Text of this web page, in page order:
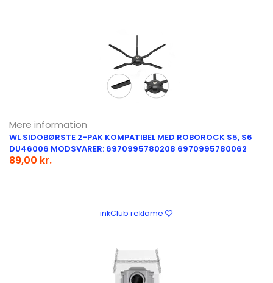
Mere information
WL SIDOBØRSTE 2-PAK KOMPATIBEL MED ROBOROCK S5, S6
DU46006 MODSVARER: 6970995780208 6970995780062
89,00 kr.
inkClub reklame